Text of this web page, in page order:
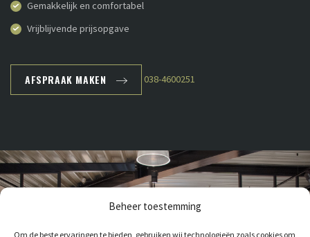
Beheer toestemming
Om de beste ervaringen te bieden, gebruiken wij technologieën zoals cookies om
Gemakkelijk en comfortabel
Vrijblijvende prijsopgave
AFSPRAAK MAKEN 038-4600251